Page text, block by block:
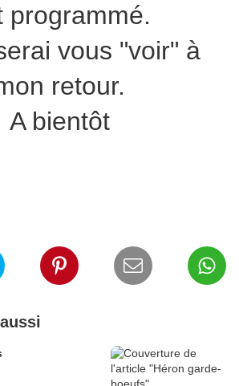
programmé.
vous "voir" à
retour.
A bientôt